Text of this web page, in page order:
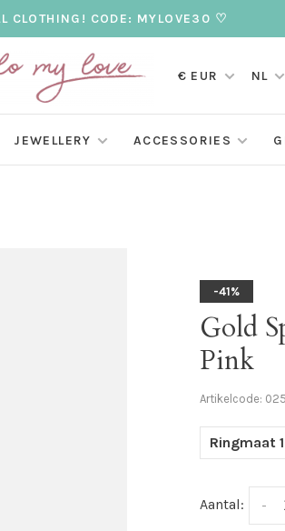
CLOTHING! CODE: MYLOVE30 ♡
€ EUR NL
JEWELLERY ACCESSORIES
-41%
Gold
Pink
Artikelcode:
Ringmaat
Aantal: -